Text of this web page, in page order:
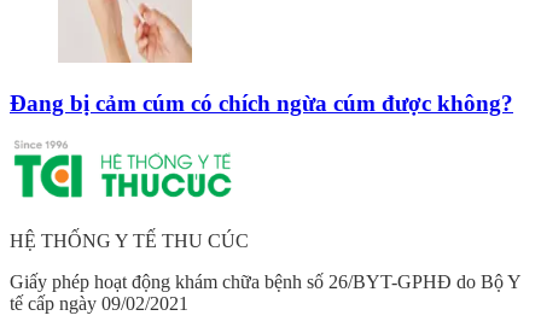
Đang bị cảm cúm có chích ngừa cúm được không?
HỆ THỐNG Y TẾ THU CÚC
Giấy phép hoạt động khám chữa bệnh số 26/BYT-GPHĐ do Bộ Y
tế cấp ngày 09/02/2021